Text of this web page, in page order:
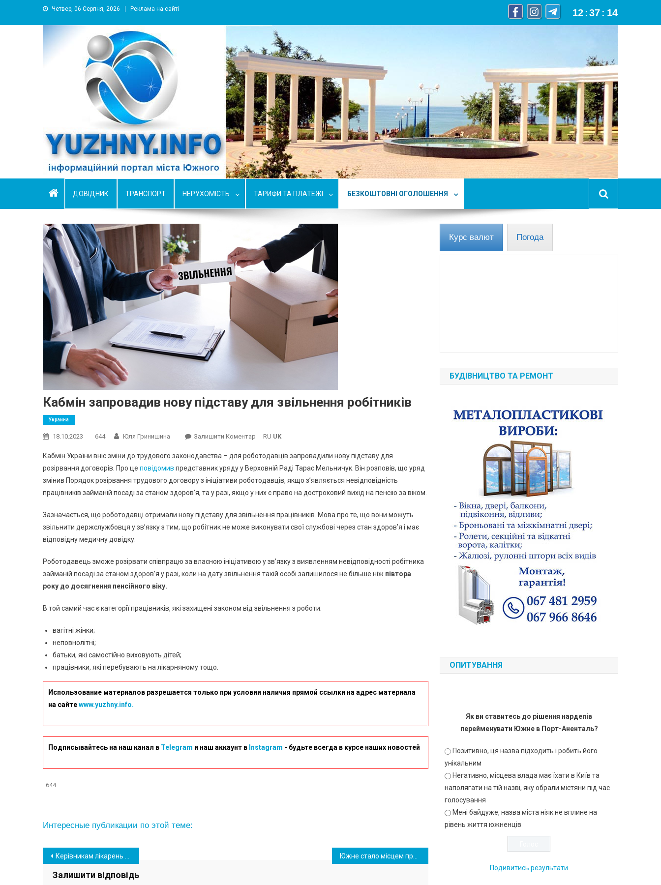
Четвер, 06 Серпня, 2026 Реклама на сайті 12 :37 : 15
YUZHNY.INFO
информационный портал города Южный
ДОВІДНИК ТРАНСПОРТ НЕРУХОМІСТЬ ТАРИФИ ТА ПЛАТЕЖІ БЕЗКОШТОВНІ ОГОЛОШЕННЯ
Кабмін запровадив нову підставу для звільнення робітників
Украина
18.10.2023 644 Юля Гринишина Залишити Коментар
Запровадив
Нову
Підставу
Для
Робітників
RU UK
Кабмін України вніс зміни до трудового законодавства – для роботодавців запровадили нову підставу для
розірвання договорів. Про це повідомив представник уряду у Верховній Раді Тарас Мельничук. Він розповів, що уряд
змінив Порядок розірвання трудового договору з ініціативи роботодавців, якщо з’являється невідповідність
працівників займаній посаді за станом здоров’я, та у разі, якщо у них є право на достроковий вихід на пенсію за віком.
Зазначається, що роботодавці отримали нову підставу для звільнення працівників. Мова про те, що вони можуть
звільнити держслужбовця у зв’язку з тим, що робітник не може виконувати свої службові через стан здоров’я і має
відповідну медичну довідку.
Роботодавець зможе розірвати співпрацю за власною ініціативою у зв’язку з виявленням невідповідності робітника
займаній посаді за станом здоров’я у разі, коли на дату звільнення такій особі залишилося не більше ніж півтора
року до досягнення пенсійного віку.
В той самий час є категорії працівників, які захищені законом від звільнення з роботи:
вагітні жінки;
неповнолітні;
батьки, які самостійно виховують дітей;
працівники, які перебувають на лікарняному тощо.
Использование материалов разрешается только при условии наличия прямой ссылки на адрес материала
на сайтеwww.yuzhny.info.
Подписывайтесь на наш канал в Telegram и наш аккаунт в Instagram - будьте всегда в курсе наших новостей
644
Интересные публикации по этой теме:
Навігація
записів
Керівникам лікарень планують підвищити зарплати
Залишити відповідь
Курс валют Погода
БУДІВНИЦТВО ТА РЕМОНТ
ОПИТУВАННЯ
Як ви ставитесь до рішення нардепів
перейменувати Южне в Порт-Аненталь?
Позитивно, ця назва підходить і робить його
унікальним
Негативно, місцева влада має їхати в Київ та
наполягати на тій назві, яку обрали містяни під час
голосування
Мені байдуже, назва міста ніяк не вплине на
рівень життя южненців
Подивитись результати